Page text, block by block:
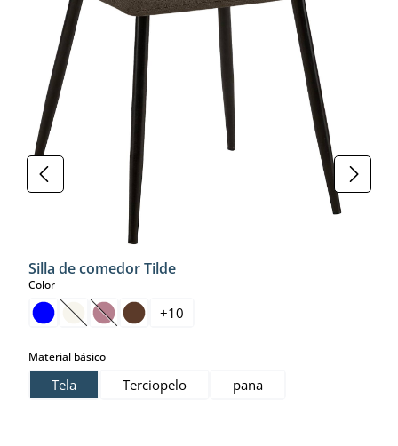
Silla de comedor Tilde
Colorselect
(Esta opción no está disponible en este momento.)
(Esta opción no está disponible en este momento.)
+10
Material básicoselect
Tela Terciopelo pana